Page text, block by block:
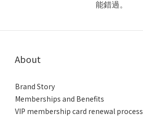
能錯過。
About
Brand Story
Memberships and Benefits
VIP membership card renewal process